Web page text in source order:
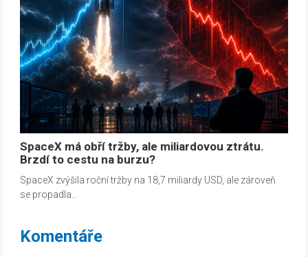
SpaceX má obří tržby, ale miliardovou ztrátu.
Brzdí to cestu na burzu?
SpaceX zvýšila roční tržby na 18,7 miliardy USD, ale zároveň
se propadla…
Komentáře